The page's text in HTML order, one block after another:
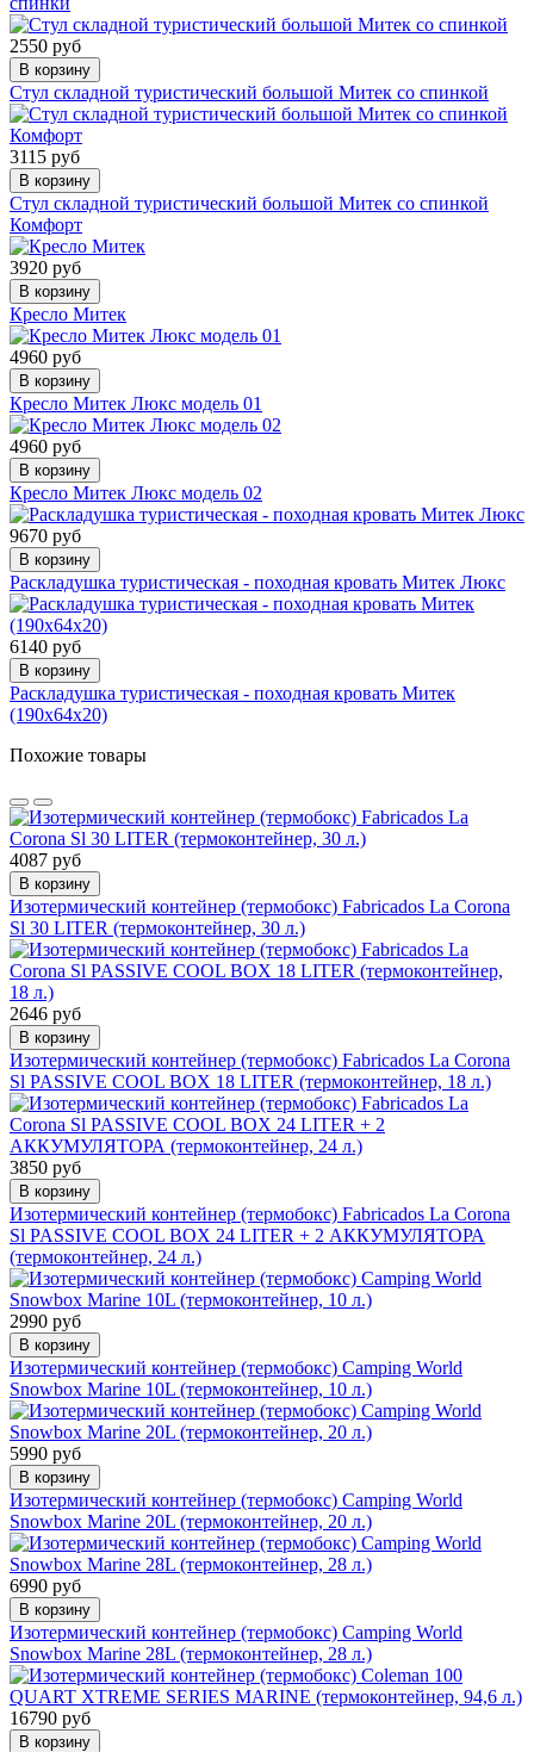
2550 руб
В корзину
Стул складной туристический большой Митек со спинкой
3115 руб
В корзину
Стул складной туристический большой Митек со спинкой
Комфорт
3920 руб
В корзину
Кресло Митек
4960 руб
В корзину
Кресло Митек Люкс модель 01
4960 руб
В корзину
Кресло Митек Люкс модель 02
9670 руб
В корзину
Раскладушка туристическая - походная кровать Митек Люкс
6140 руб
В корзину
Раскладушка туристическая - походная кровать Митек
(190х64х20)
Похожие товары
4087 руб
В корзину
Изотермический контейнер (термобокс) Fabricados La Corona
Sl 30 LITER (термоконтейнер, 30 л.)
2646 руб
В корзину
Изотермический контейнер (термобокс) Fabricados La Corona
Sl PASSIVE COOL BOX 18 LITER (термоконтейнер, 18 л.)
3850 руб
В корзину
Изотермический контейнер (термобокс) Fabricados La Corona
Sl PASSIVE COOL BOX 24 LITER + 2 АККУМУЛЯТОРА
(термоконтейнер, 24 л.)
2990 руб
В корзину
Изотермический контейнер (термобокс) Camping World
Snowbox Marine 10L (термоконтейнер, 10 л.)
5990 руб
В корзину
Изотермический контейнер (термобокс) Camping World
Snowbox Marine 20L (термоконтейнер, 20 л.)
6990 руб
В корзину
Изотермический контейнер (термобокс) Camping World
Snowbox Marine 28L (термоконтейнер, 28 л.)
16790 руб
В корзину